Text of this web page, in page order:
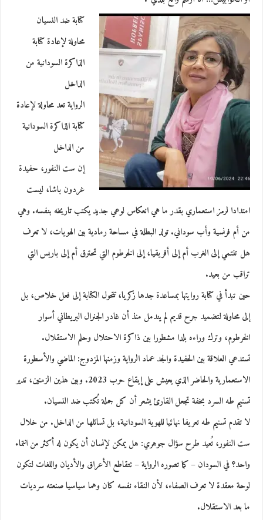
كتابة ضد النسيان
محاولة لإعادة كتابة
الذاكرة السودانية من
الداخل
الرواية تعد محاولة لإعادة
كتابة الذاكرة السودانية
من الداخل
إن ست النفور، حفيدة
غردون باشا، ليست
امتدادا لرمز استعماري بقدر ما هي انعكاس لوعي جديد يكتب تاريخه بنفسه. وهي
من أم فرنسية وأب سوداني. تولد البطلة في مساحة رمادية بين الهويات، لا تعرف
هل تنتمي إلى الغرب أم إلى أفريقيا، إلى الخرطوم التي تحترق أم إلى باريس التي
تراقب من بعيد.
حين تبدأ في كتابة روايتها بمساعدة جدها زكريا، تتحول الكتابة إلى فعل خلاص، بل
إلى محاولة لتضميد جرح قديم لم يندمل منذ أن غادر الجنرال البريطاني أسوار
الخرطوم، وترك وراءه بلدا مشطورا بين ذاكرة الاحتلال وحلم الاستقلال.
تستدعي العلاقة بين الحفيدة والجد عماد الرواية وزمنها المزدوج: الماضي والأسطورة
الاستعمارية والحاضر الذي يعيش على إيقاع حرب 2023. وبين هذين الزمنين، تدير
تسنيم طه السرد بخفة تجعل القارئ يشعر أن كل جملة تُكتب ضد النسيان.
لا تقدم تسنيم طه تعريفا نهائيا للهوية السودانية، بل تسائلها من الداخل. من خلال
ست النفور، تُعيد طرح سؤال جوهري: هل يمكن لإنسان أن يكون له أكثر من انتماء
واحد؟ في السودان – كما تصوره الرواية – تتقاطع الأعراق والأديان واللغات لتكون
لوحة معقدة لا تعرف الصفاء، لأن النقاء نفسه كان وهما سياسيا صنعته سرديات
ما بعد الاستقلال.